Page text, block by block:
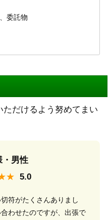
委託物
だけるよう努めてまい
・男性
符がたくさんありまし
わせたのですが、出張で